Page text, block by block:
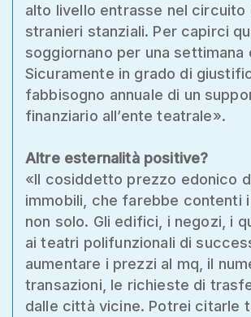
alto livello entrasse nel circuito
stranieri stanziali. Per capirci
soggiornano per una settimana
Sicuramente in grado di
fabbisogno annuale di un
finanziario all’ente teatrale».
Altre esternalità positive?
«Il cosiddetto prezzo edonico
immobili, che farebbe contenti
non solo. Gli edifici, i negozi, i
ai teatri polifunzionali di
aumentare i prezzi al mq, il
transazioni, le richieste di
dalle città vicine. Potrei citarle